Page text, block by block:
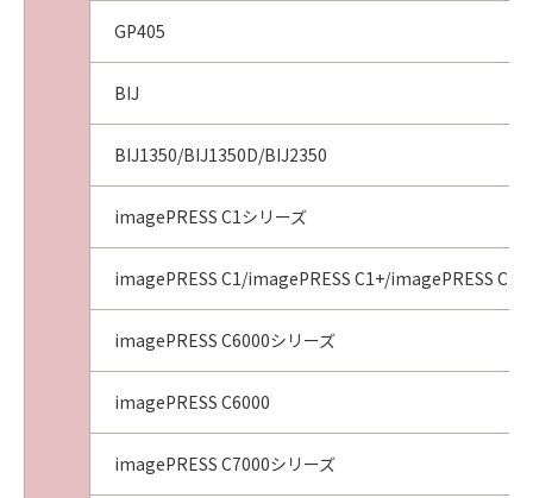
GP405
BIJ
BIJ1350/BIJ1350D/BIJ2350
imagePRESS C1シリーズ
imagePRESS C1/imagePRESS C1+/imagePRESS
imagePRESS C6000シリーズ
imagePRESS C6000
imagePRESS C7000シリーズ